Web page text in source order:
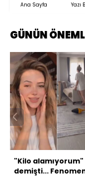
Ana Sayfa Yazı
GÜNÜN
"Kilo alamıyorum"
demişti...